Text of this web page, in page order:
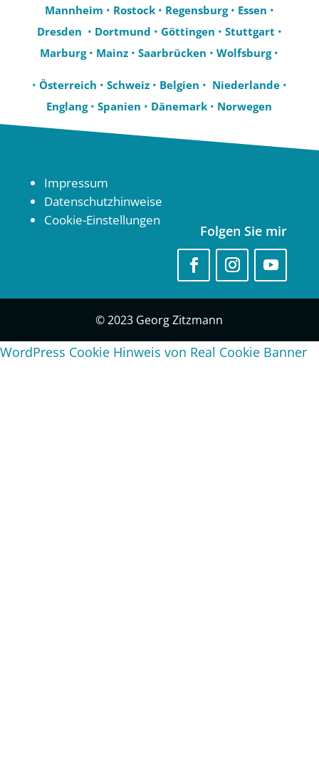
Mannheim • Rostock• Regensburg• Essen •
Dresden • Dortmund • Göttingen • Stuttgart •
Marburg• Mainz •Saarbrücken •Wolfsburg•
• Österreich • Schweiz• Belgien • Niederlande•
Englang•Spanien • Dänemark • Norwegen
Impressum
Datenschutzhinweise
Cookie-Einstellungen
Folgen Sie mir
© 2023 Georg Zitzmann
WordPress Cookie Hinweis von Real Cookie Banner